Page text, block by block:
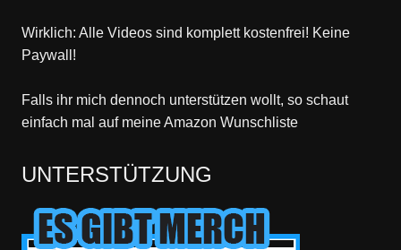
Wirklich: Alle Videos sind komplett kostenfrei! Keine
Paywall!
Falls ihr mich dennoch unterstützen wollt, so schaut
einfach mal auf meine Amazon Wunschliste
UNTERSTÜTZUNG